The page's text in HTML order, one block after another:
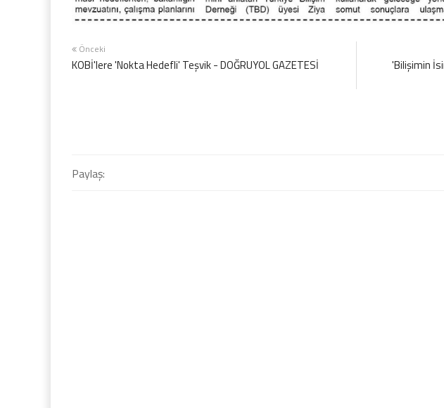
Önceki
KOBİ'lere 'Nokta Hedefli' Teşvik - DOĞRUYOL GAZETESİ
'Bilişimin
Paylaş: